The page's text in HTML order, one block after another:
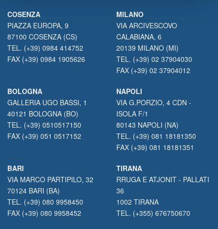
COSENZA
PIAZZA EUROPA, 9
87100 COSENZA (CS)
TEL. (+39) 0984 414752
FAX (+39) 0984 1905626
MILANO
VIA ARCIVESCOVO
CALABIANA, 6
20139 MILANO (MI)
TEL. (+39) 02 37904030
FAX (+39) 02 37904012
BOLOGNA
GALLERIA UGO BASSI, 1
40121 BOLOGNA (BO)
TEL. (+39) 0510517150
FAX (+39) 051 0517152
NAPOLI
VIA G.PORZIO, 4 CDN -
ISOLA F/1
80143 NAPOLI (NA)
TEL. (+39) 081 18181350
FAX (+39) 081 18181351
BARI
VIA MARCO PARTIPILO, 32
70124 BARI (BA)
TEL. (+39) 080 9958450
FAX (+39) 080 9958452
TIRANA
RRUGA E ATJONIT - PALLATI
36
1002 TIRANA
TEL. (+355) 676750670